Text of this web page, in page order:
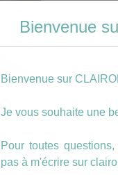
de
en
CUIR
Dorées
Catégorie :
Étiquette :
Bienvenue
Bienvenue sur
Je vous souhaite une
Pour toutes
pas à m'écrire sur